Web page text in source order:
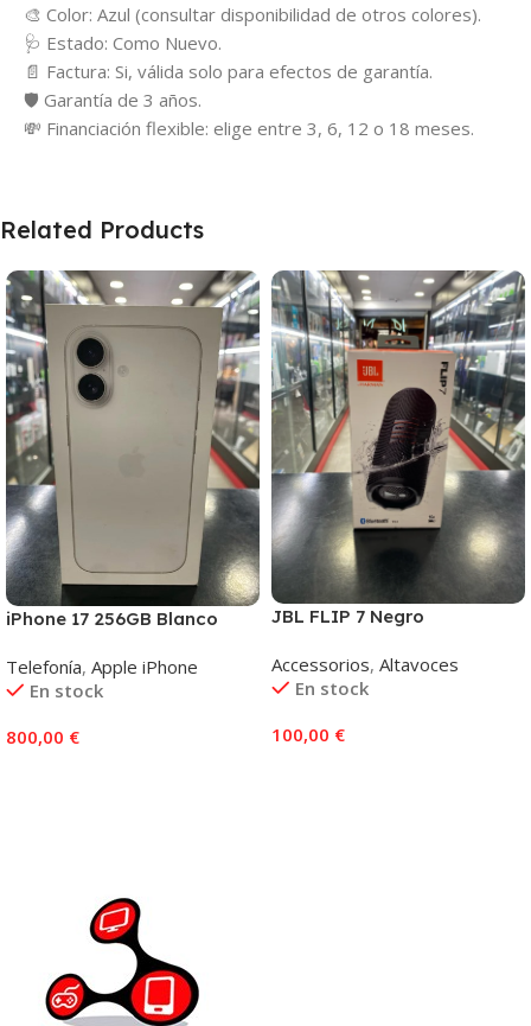
🎨 Color: Azul (consultar disponibilidad de otros colores).
🩺 Estado: Como Nuevo.
📄 Factura: Si, válida solo para efectos de garantía.
🛡️ Garantía de 3 años.
💸 Financiación flexible: elige entre 3, 6, 12 o 18 meses.
Related Products
iPhone 17 256GB Blanco
Telefonía, Apple iPhone
En stock
800,00 €
JBL FLIP 7 Negro
Accessorios, Altavoces
En stock
100,00 €